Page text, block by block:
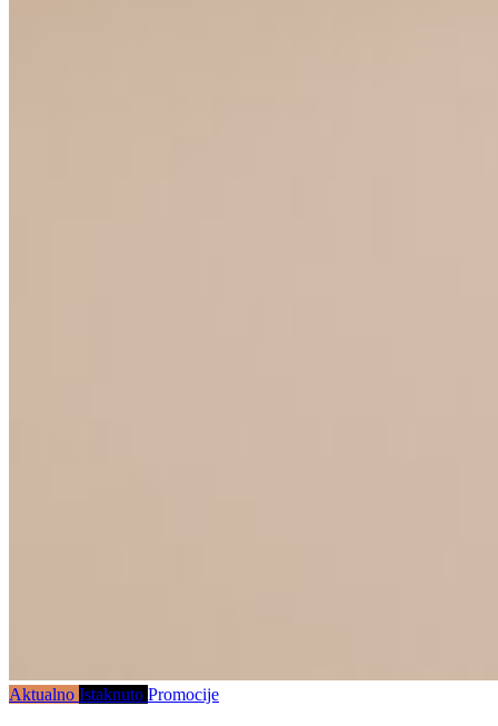
Aktualno Istaknuto Promocije